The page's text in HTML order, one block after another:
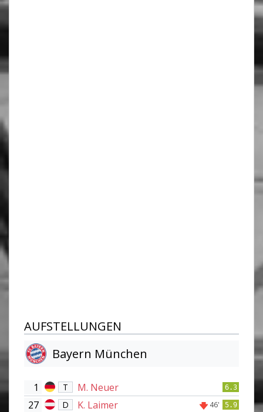
AUFSTELLUNGEN
Bayern München
1 T M. Neuer 6.3
27 D K. Laimer 46' 5.9